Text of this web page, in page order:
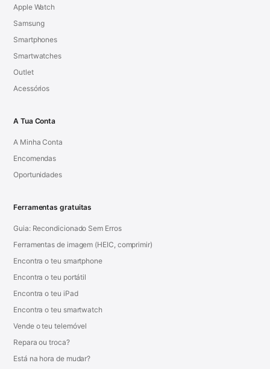
Apple Watch
Samsung
Smartphones
Smartwatches
Outlet
Acessórios
A Tua Conta
A Minha Conta
Encomendas
Oportunidades
Ferramentas gratuitas
Guia: Recondicionado Sem Erros
Ferramentas de imagem (HEIC, comprimir)
Encontra o teu smartphone
Encontra o teu portátil
Encontra o teu iPad
Encontra o teu smartwatch
Vende o teu telemóvel
Repara ou troca?
Está na hora de mudar?